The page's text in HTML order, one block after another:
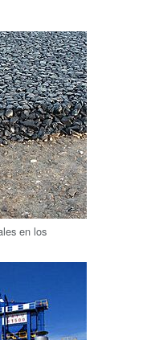
en los